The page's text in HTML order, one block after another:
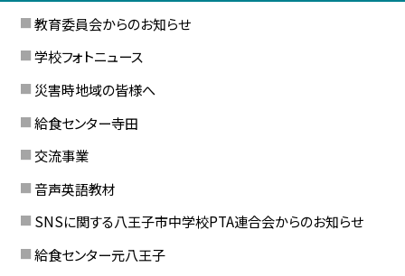
教育委員会からのお知らせ
学校フォトニュース
災害時地域の皆様へ
給食センター寺田
交流事業
音声英語教材
SNSに関する八王子市中学校PTA連合会からのお知らせ
給食センター元八王子